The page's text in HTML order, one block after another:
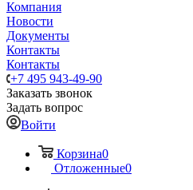
Компания
Новости
Документы
Контакты
Контакты
+7 495 943-49-90
Заказать звонок
Задать вопрос
Войти
Корзина0
Отложенные0